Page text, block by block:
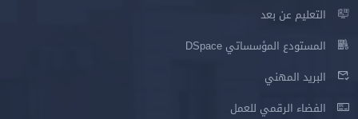
التعليم عن بعد
المستودع المؤسساتي DSpace
البريد المهني
الفضاء الرقمي للعمل